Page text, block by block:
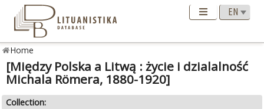
Home
[Między Polska a Litwą : życie i dzialalność
Michala Römera, 1880-1920]
Collection: